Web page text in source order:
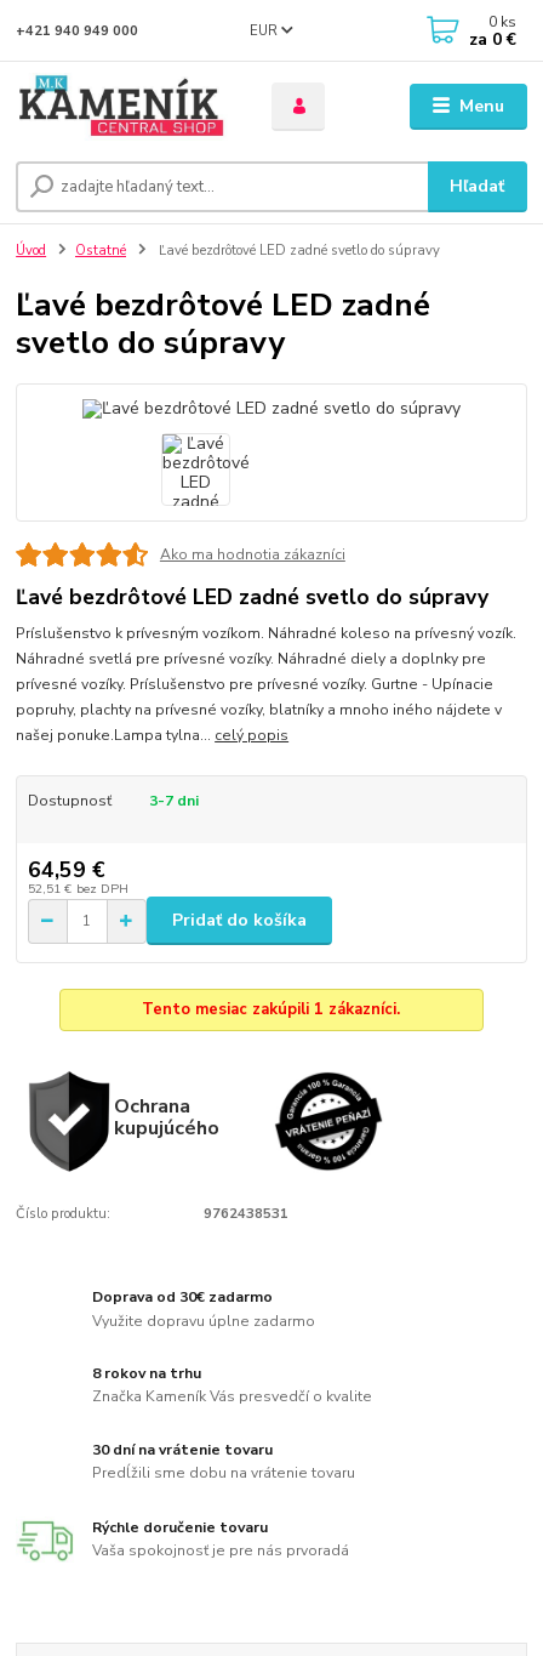
Menu
EUR
Hľadať
+421 940 949 000 0 ks
za 0 €
Úvod Ostatné Ľavé bezdrôtové LED zadné svetlo do súpravy
Ľavé bezdrôtové LED zadné
svetlo do súpravy
Ako ma hodnotia zákazníci
Ľavé bezdrôtové LED zadné svetlo do súpravy
Príslušenstvo k prívesným vozíkom. Náhradné koleso na prívesný vozík.
Náhradné svetlá pre prívesné vozíky. Náhradné diely a doplnky pre
prívesné vozíky. Príslušenstvo pre prívesné vozíky. Gurtne - Upínacie
popruhy, plachty na prívesné vozíky, blatníky a mnoho iného nájdete v
našej ponuke.Lampa tylna... celý popis
Dostupnosť 3-7 dni
64,59 €
52,51 € bez DPH
Pridať do košíka
Tento mesiac zakúpili 1 zákazníci.
Ochrana
kupujúcého
Číslo produktu: 9762438531
Doprava od 30€ zadarmo
Využite dopravu úplne zadarmo
8 rokov na trhu
Značka Kameník Vás presvedčí o kvalite
30 dní na vrátenie tovaru
Predĺžili sme dobu na vrátenie tovaru
Rýchle doručenie tovaru
Vaša spokojnosť je pre nás prvoradá